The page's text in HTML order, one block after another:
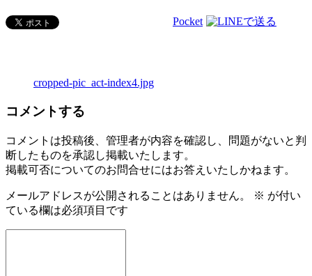
Pocket
cropped-pic_act-index4.jpg
コメントする
コメントは投稿後、管理者が内容を確認し、問題がないと判
断したものを承認し掲載いたします。
掲載可否についてのお問合せにはお答えいたしかねます。
メールアドレスが公開されることはありません。 ※ が付い
ている欄は必須項目です